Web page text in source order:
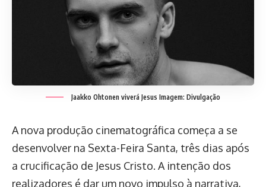
Jaakko Ohtonen viverá Jesus Imagem: Divulgação
A nova produção cinematográfica começa a se
desenvolver na Sexta-Feira Santa, três dias após
a crucificação de Jesus Cristo. A intenção dos
realizadores é dar um novo impulso à narrativa,